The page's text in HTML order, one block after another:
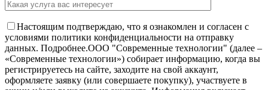
Настоящим подтверждаю, что я ознакомлен и согласен с
условиями политики конфиденциальности на отправку
данных. Подробнее.OOO "Современные технологии" (далее –
«Современные технологии») собирает информацию, когда вы
регистрируетесь на сайте, заходите на свой аккаунт,
оформляете заявку (или совершаете покупку), участвуете в